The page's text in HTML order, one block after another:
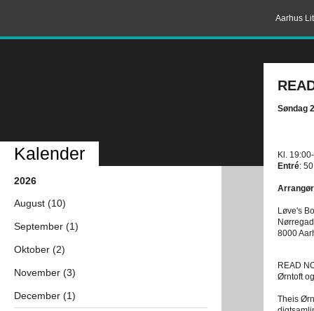
Aarhus
Søndag
Kl.
Entré:
Løve's
8000
READ
Ørntoft
Theis
Kalender
2026
August (10)
September (1)
Oktober (2)
November (3)
December (1)